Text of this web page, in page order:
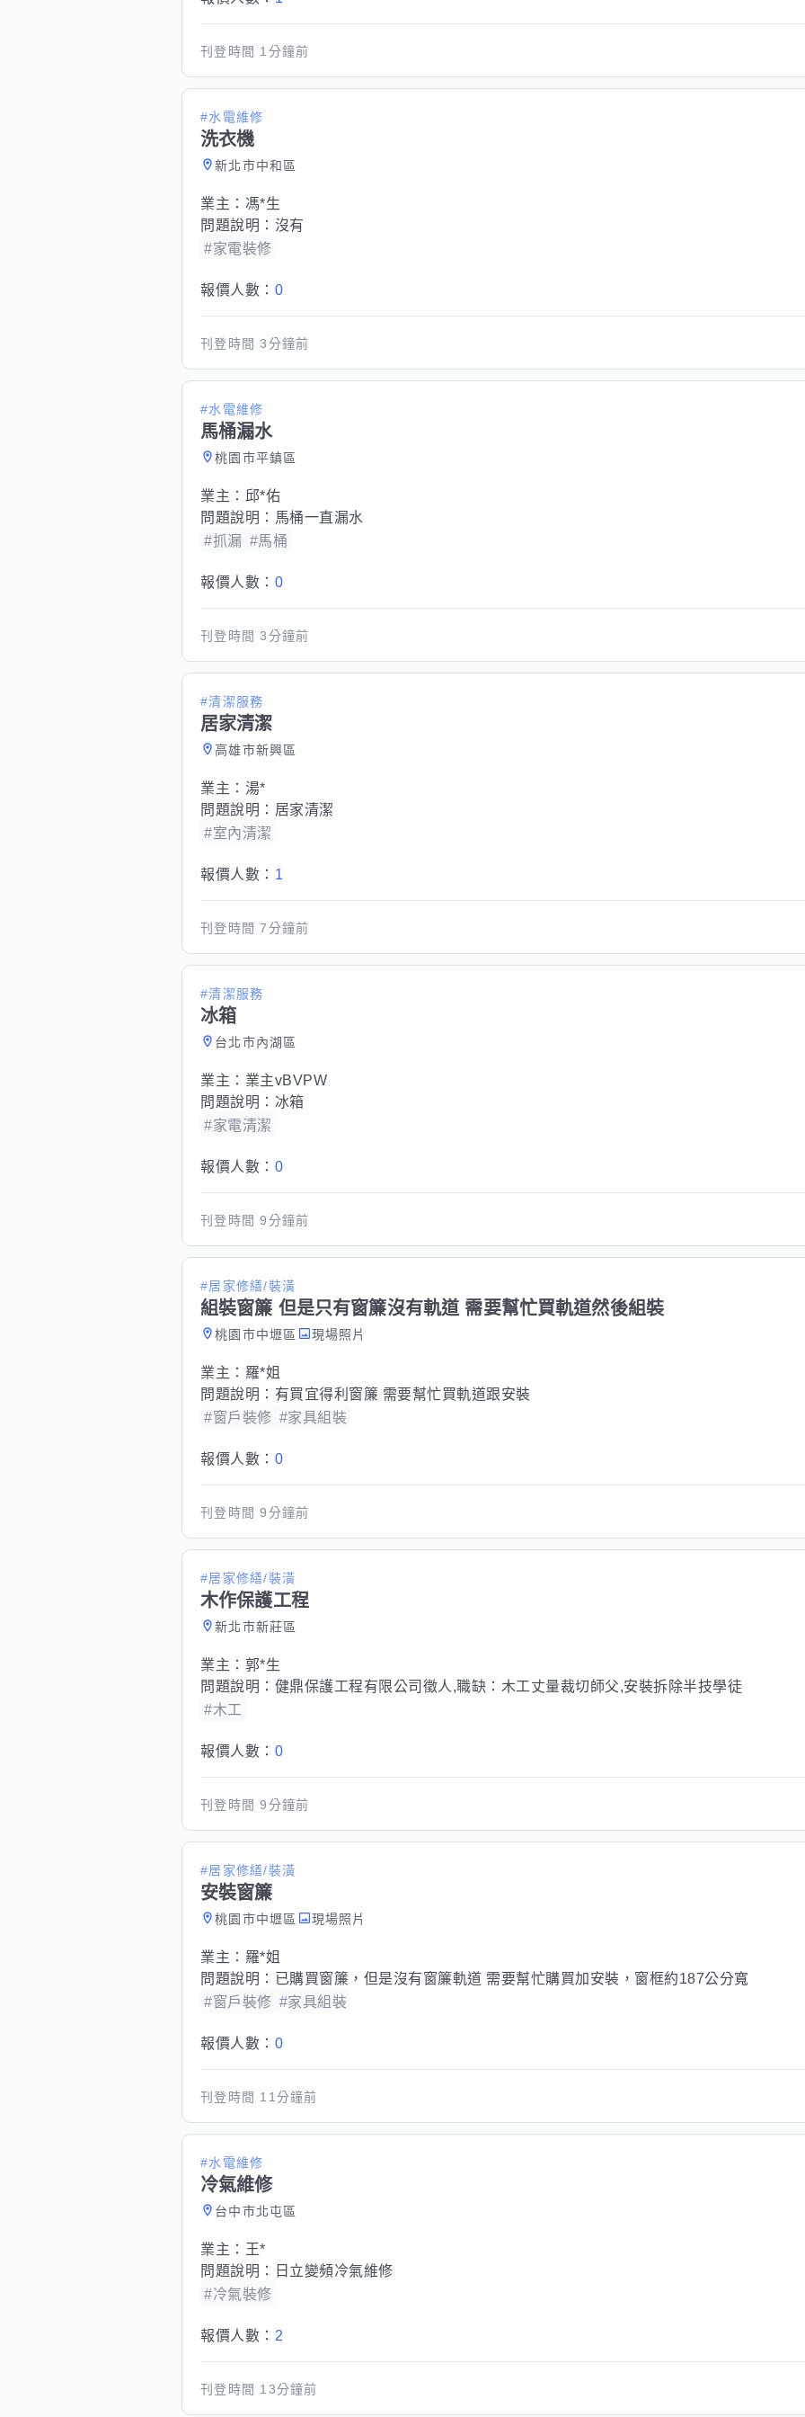
刊登時間 1分鐘前
#水電維修
洗衣機
新北市中和區
業主： 馮*生
問題說明： 沒有
#家電裝修
報價人數： 0
刊登時間3分鐘前
#水電維修
馬桶漏水
桃園市平鎮區
業主：
邱*佑
問題說明： 馬桶一直漏水
#抓漏 #馬桶
報價人數： 0
刊登時間3分鐘前
#清潔服務
居家清潔
高雄市新興區
業主： 湯*
問題說明： 居家清潔
#室內清潔
報價人數： 1
刊登時間7分鐘前
#清潔服務
冰箱
台北市內湖區
業主： 業主vBVPW
問題說明： 冰箱
#家電清潔
報價人數： 0
刊登時間9分鐘前
#居家修繕/裝潢
組裝窗簾 但是只有窗簾沒有軌道 需要幫忙買軌道然後組裝
桃園市中壢區 現場照片
業主： 羅*姐
問題說明： 有買宜得利窗簾 需要幫忙買軌道跟安裝
#窗戶裝修 #家具組裝
報價人數： 0
刊登時間9分鐘前
#居家修繕/裝潢
木作保護工程
新北市新莊區
業主： 郭*生
問題說明： 健鼎保護工程有限公司徵人,職缺：木工丈量裁切師父,安裝拆除半技學徒
#木工
報價人數： 0
刊登時間9分鐘前
#居家修繕/裝潢
安裝窗簾
桃園市中壢區 現場照片
業主： 羅*姐
問題說明： 已購買窗簾，但是沒有窗簾軌道 需要幫忙購買加安裝，窗框約187公分寬
#窗戶裝修 #家具組裝
報價人數： 0
刊登時間 11分鐘前
#水電維修
冷氣維修
台中市北屯區
業主： 王*
問題說明：
日立變頻冷氣維修
#冷氣裝修
報價人數： 2
刊登時間 13分鐘前